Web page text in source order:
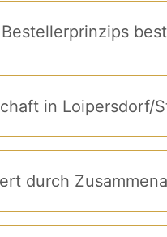
in Loipersdorf/
durch